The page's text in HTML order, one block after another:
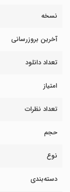
نسخه
آخرین بروزرسانی
تعداد دانلود
امتیاز
تعداد نظرات
حجم
نوع
دسته‌بندی